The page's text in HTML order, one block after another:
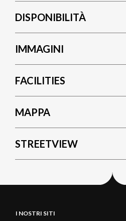
DISPONIBILITÀ
IMMAGINI
FACILITIES
MAPPA
STREETVIEW
I NOSTRI SITI